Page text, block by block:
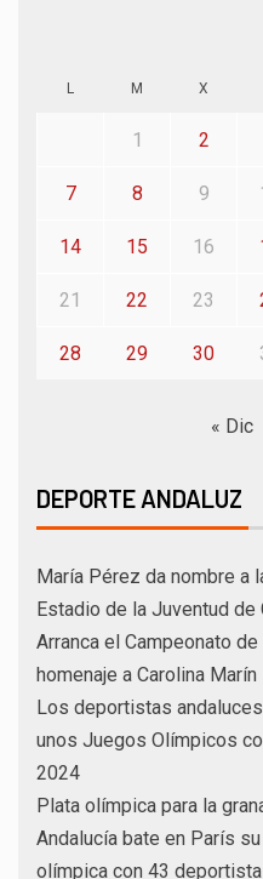
L M X
1 2
7 8 9
14 15 16
21 22 23
28 29 30
« Dic
DEPORTE ANDALUZ
María Pérez da nombre a
Estadio de la Juventud de
Arranca el Campeonato
homenaje a Carolina Marín
Los deportistas
unos Juegos Olímpicos
2024
Plata olímpica para la
Andalucía bate en París
olímpica con 43